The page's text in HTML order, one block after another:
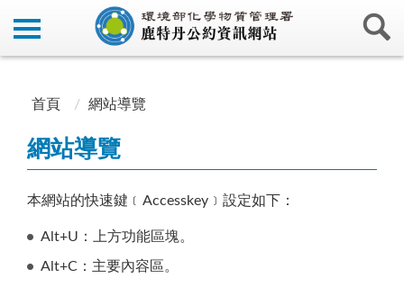
首頁 網站導覽
網站導覽
本網站的快速鍵﹝Accesskey﹞設定如下：
Alt+U：上方功能區塊。
Alt+C：主要內容區。